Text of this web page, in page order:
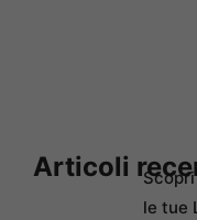
Articoli
Scopri
le tue